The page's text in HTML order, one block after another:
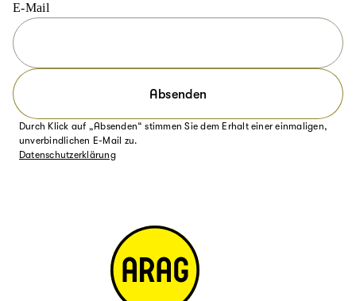
E-Mail
Absenden
Durch Klick auf „Absenden“ stimmen Sie dem Erhalt einer einmaligen,
unverbindlichen E-Mail zu.
Datenschutzerklärung